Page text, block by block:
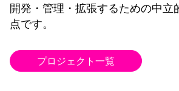
開発・管理・拡張するための中立
点です。
プロジェクト一覧